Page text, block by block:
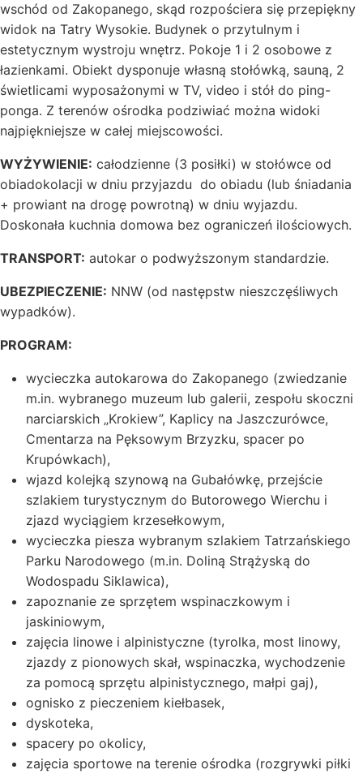
wschód od Zakopanego, skąd rozpościera się przepiękny
widok na Tatry Wysokie. Budynek o przytulnym i
estetycznym wystroju wnętrz. Pokoje 1 i 2 osobowe z
łazienkami. Obiekt dysponuje własną stołówką, sauną, 2
świetlicami wyposażonymi w TV, video i stół do ping-
ponga. Z terenów ośrodka podziwiać można widoki
najpiękniejsze w całej miejscowości.
WYŻYWIENIE: całodzienne (3 posiłki) w stołówce od
obiadokolacji w dniu przyjazdu do obiadu (lub śniadania
+ prowiant na drogę powrotną) w dniu wyjazdu.
Doskonała kuchnia domowa bez ograniczeń ilościowych.
TRANSPORT: autokar o podwyższonym standardzie.
UBEZPIECZENIE: NNW (od następstw nieszczęśliwych
wypadków).
PROGRAM:
wycieczka autokarowa do Zakopanego (zwiedzanie
m.in. wybranego muzeum lub galerii, zespołu skoczni
narciarskich „Krokiew”, Kaplicy na Jaszczurówce,
Cmentarza na Pęksowym Brzyzku, spacer po
Krupówkach),
wjazd kolejką szynową na Gubałówkę, przejście
szlakiem turystycznym do Butorowego Wierchu i
zjazd wyciągiem krzesełkowym,
wycieczka piesza wybranym szlakiem Tatrzańskiego
Parku Narodowego (m.in. Doliną Strążyską do
Wodospadu Siklawica),
zapoznanie ze sprzętem wspinaczkowym i
jaskiniowym,
zajęcia linowe i alpinistyczne (tyrolka, most linowy,
zjazdy z pionowych skał, wspinaczka, wychodzenie
za pomocą sprzętu alpinistycznego, małpi gaj),
ognisko z pieczeniem kiełbasek,
dyskoteka,
spacery po okolicy,
zajęcia sportowe na terenie ośrodka (rozgrywki piłki